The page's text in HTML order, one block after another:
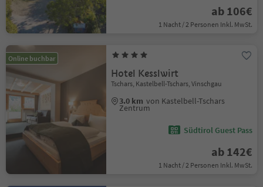
ab 106€
1 Nacht / 2 Personen Inkl. MwSt.
Online buchbar
Hotel Kesslwirt
Tschars, Kastelbell-Tschars, Vinschgau
3.0 km von Kastelbell-Tschars
Zentrum
Südtirol Guest Pass
ab 142€
1 Nacht / 2 Personen Inkl. MwSt.